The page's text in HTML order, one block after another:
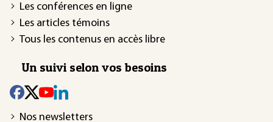
Les conférences en ligne
Les articles témoins
Tous les contenus en accès libre
Un suivi selon vos besoins
Nos newsletters